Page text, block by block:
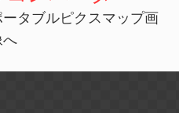
タブルピクスマップ画